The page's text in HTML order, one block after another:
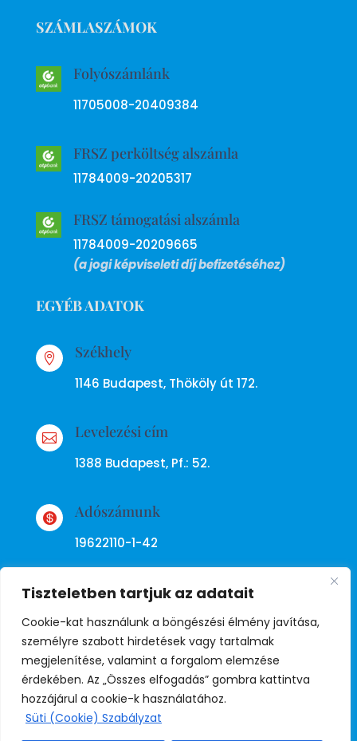
Tiszteletben tartjuk az adatait
Cookie-kat használunk a böngészési élmény javítása,
személyre szabott hirdetések vagy tartalmak
megjelenítése, valamint a forgalom elemzése
érdekében. Az „Összes elfogadás” gombra kattintva
hozzájárul a cookie-k használatához.
Süti (Cookie) Szabályzat
SZÁMLASZÁMOK
Folyószámlánk
11705008-20409384
FRSZ perköltség alszámla
11784009-20205317
FRSZ támogatási alszámla
11784009-20209665
(a jogi képviseleti díj befizetéséhez)
EGYÉB ADATOK
 Székhely
1146 Budapest, Thököly út 172.
 Levelezési cím
1388 Budapest, Pf.: 52.
 Adószámunk
19622110-1-42
Adatkezelési tájékoztató
© Copyright Független Rendőr